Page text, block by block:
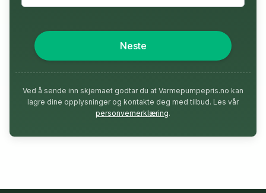
Neste
Ved å sende inn skjemaet godtar du at Varmepumpepris.no kan
lagre dine opplysninger og kontakte deg med tilbud. Les vår
personvernerklæring.